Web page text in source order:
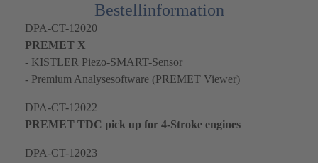
Bestellinformation
DPA-CT-12020
PREMET X
- KISTLER Piezo-SMART-Sensor
- Premium Analysesoftware (PREMET Viewer)
DPA-CT-12022
PREMET TDC pick up for 4-Stroke engines
DPA-CT-12023